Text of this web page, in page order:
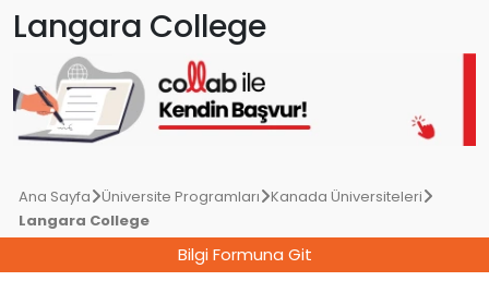
Langara College
Ana Sayfa Üniversite Programları Kanada Üniversiteleri
Langara College
Bilgi Formuna Git